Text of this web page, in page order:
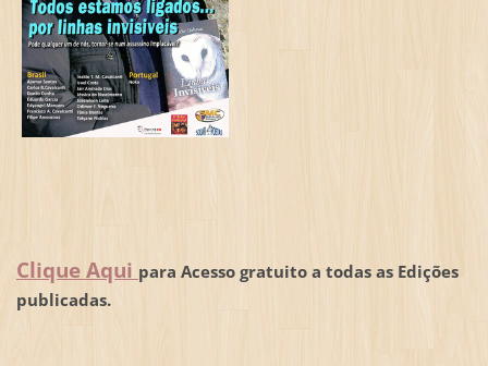
Clique Aqui para Acesso gratuito a todas as Edições
publicadas.